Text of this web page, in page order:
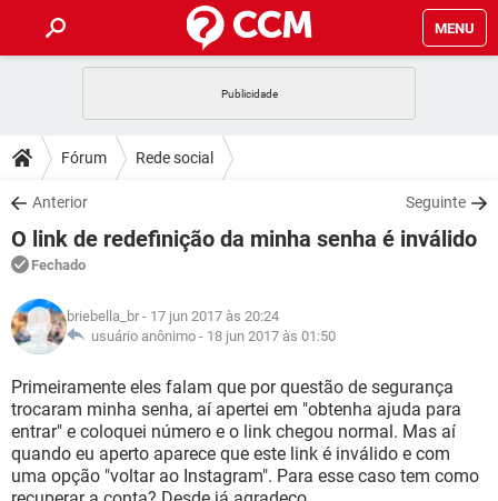
MENU
CELULAR
OUTLOOK
INSTAGRAM GMAIL
GUIA DE COMPRAS
DICAS
JOGOS
OUTLOOK
INSTAGRAM
GUIA DE COMPRAS
DOWNLOADS
JOGOS WHATSAPP
CELULAR
OUTLOOK EXCEL
INSTAGRAM
GUIA DE COMPRAS
FÓRUM
JOGOS
CELULAR FACEBOOK
INSTAGRAM GMAIL
GUIA DE COMPRAS
GLOSSÁRIO
JOGOS
CELULAR FACEBOOK
OUTLOOK EXCEL
INSTAGRAM GMAIL
Fórum Rede social
Anterior Seguinte
O link de redefinição da minha senha é inválido
Fechado
briebella_br - 17 jun 2017 às 20:24
usuário anônimo - 18 jun 2017 às 01:50
Primeiramente eles falam que por questão de segurança
trocaram minha senha, aí apertei em "obtenha ajuda para
entrar" e coloquei número e o link chegou normal. Mas aí
quando eu aperto aparece que este link é inválido e com
uma opção "voltar ao Instagram". Para esse caso tem como